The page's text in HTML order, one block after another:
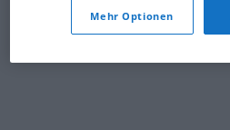
Mehr Optionen